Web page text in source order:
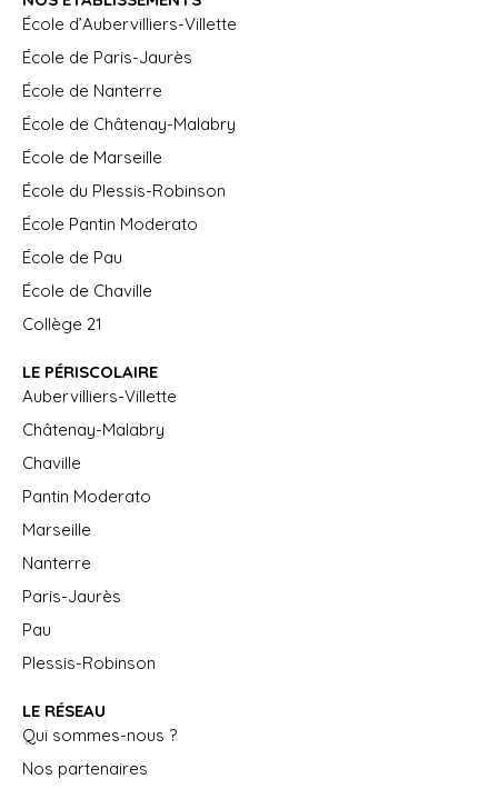
École d’Aubervilliers-Villette
École de Paris-Jaurès
École de Nanterre
École de Châtenay-Malabry
École de Marseille
École du Plessis-Robinson
École Pantin Moderato
École de Pau
École de Chaville
Collège 21
LE PÉRISCOLAIRE
Aubervilliers-Villette
Châtenay-Malabry
Chaville
Pantin Moderato
Marseille
Nanterre
Paris-Jaurès
Pau
Plessis-Robinson
LE RÉSEAU
Qui sommes-nous ?
Nos partenaires